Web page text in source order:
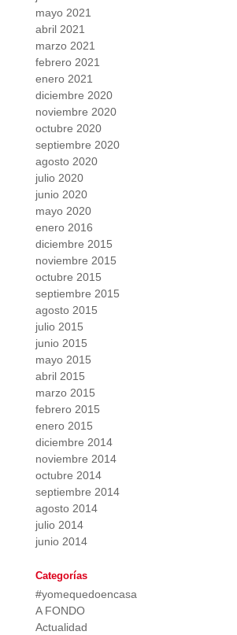
mayo 2021
abril 2021
marzo 2021
febrero 2021
enero 2021
diciembre 2020
noviembre 2020
octubre 2020
septiembre 2020
agosto 2020
julio 2020
junio 2020
mayo 2020
enero 2016
diciembre 2015
noviembre 2015
octubre 2015
septiembre 2015
agosto 2015
julio 2015
junio 2015
mayo 2015
abril 2015
marzo 2015
febrero 2015
enero 2015
diciembre 2014
noviembre 2014
octubre 2014
septiembre 2014
agosto 2014
julio 2014
junio 2014
Categorías
#yomequedoencasa
A FONDO
Actualidad